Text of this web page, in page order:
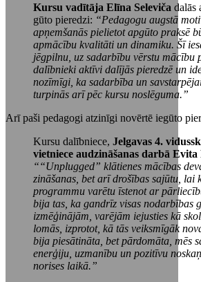
Kursu vadītāja Elīna Seleviča dalās
gūto pieredzi: “Pedagogu augstā
apņemšanās pielietot apgūto praksē
apmācību kvalitāti un dinamiku. Šī
jēgpilnu, uz sadarbību vērstu mācību
dalībnieki aktīvi dalījās pieredzē un
nozīmīgi, ka sadarbība un
turpinās arī pēc kursu noslēguma.”
Arī paši pedagogi atzinīgi novērtē iegūto
Kursu dalībniece, Jelgavas 4.
vietniece audzināšanas darbā Evita
““Unplugged” klātienes mācības
zināšanas, bet arī drošības sajūtu, lai
programmu varētu īstenot ar
bija tas, ka gandrīz visas nodarbības
izmēģinājām, varējām iejusties kā
lomās, izprotot, kā tās veiksmīgāk
bija piesātināta, bet pārdomāta, mēs
enerģiju, uzmanību un pozitīvu
norises laikā.”